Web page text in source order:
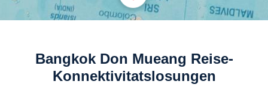
Bangkok Don Mueang Reise-
Konnektivitatslosungen